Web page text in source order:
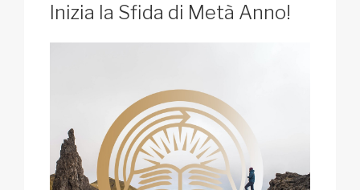
IL
Inizia la Sfida di Metà Anno!